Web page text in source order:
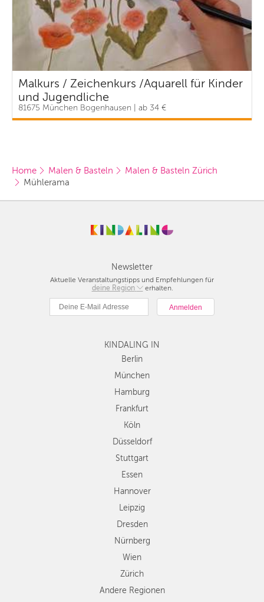
Malkurs / Zeichenkurs /Aquarell für Kinder
und Jugendliche
81675 München Bogenhausen | ab 34 €
Home Malen & Basteln
Malen & Basteln Zürich
Mühlerama
Newsletter
Aktuelle Veranstaltungstipps und Empfehlungen für
deine Region
Berlin
München
Hamburg
Köln
Düsseldorf
Stuttgart
Essen
Dresden
Nürnberg
Wien
Zürich
Andere
Regionen
erhalten.
KINDALING IN
Berlin
München
Hamburg
Frankfurt
Köln
Düsseldorf
Stuttgart
Essen
Hannover
Leipzig
Dresden
Nürnberg
Wien
Zürich
Andere Regionen